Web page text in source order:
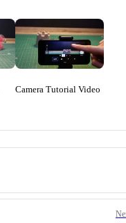
Camera Tutorial Video